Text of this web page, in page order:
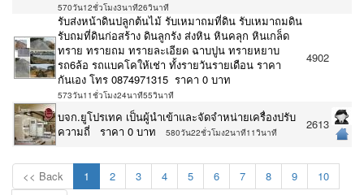
570วัน12ชั่วโมง3นาที26วินาที
รับส่งหน้าดินปลูกต้นไม้ รับเหมาถมที่ดิน รับเหมาถมดิน
รับถมที่ดินก่อสร้าง ดินลูกรัง ส่งหิน หินคลุก หินเกล็ด
ทราย ทรายถม ทรายละเอียด ฉาบปูน ทรายหยาบ
รถ6ล้อ รถแบคโคให้เช่า ทั้งรายวันรายเดือน ราคา
กันเอง โทร 0874971315 ราคา 0 บาท
573วัน11ชั่วโมง24นาที55วินาที
4902
บจก.ยูโปรเทค เป็นผู้นำเข้าและจัดจำหน่ายเครื่องปรับ
ความถี่ ราคา 0 บาท
580วัน22ชั่วโมง2นาที11วินาที
2613
<< Back 1 2 3 4 5 6 7 8 9
10